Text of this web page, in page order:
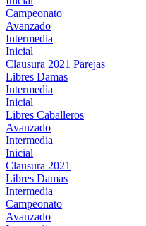
Campeonato
Avanzado
Intermedia
Inicial
Clausura 2021 Parejas
Libres Damas
Intermedia
Inicial
Libres Caballeros
Avanzado
Intermedia
Inicial
Clausura 2021
Libres Damas
Intermedia
Campeonato
Avanzado